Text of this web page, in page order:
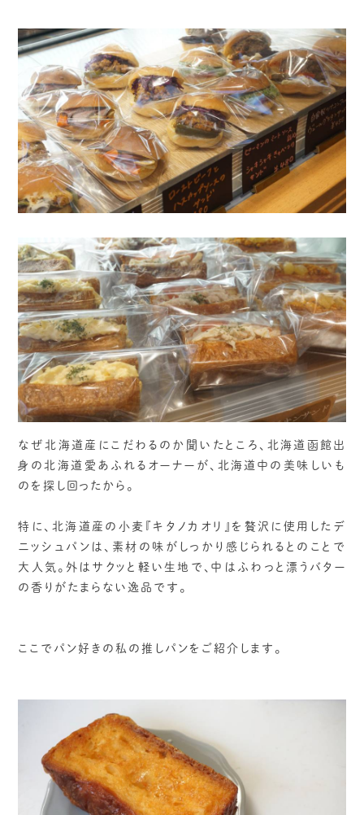
なぜ北海道産にこだわるのか聞いたところ、北海道函館出
身の北海道愛あふれるオーナーが、北海道中の美味しいも
のを探し回ったから。
特に、北海道産の小麦『キタノカオリ』を贅沢に使用したデ
ニッシュパンは、素材の味がしっかり感じられるとのことで
大人気。外はサクッと軽い生地で、中はふわっと漂うバター
の香りがたまらない逸品です。
ここでパン好きの私の推しパンをご紹介します。